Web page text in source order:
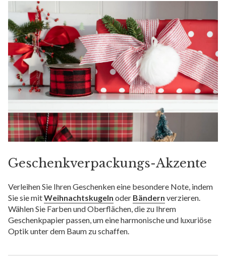
Geschenkverpackungs-Akzente
Verleihen Sie Ihren Geschenken eine besondere Note, indem
Sie sie mitWeihnachtskugeln oder Bändern verzieren.
Wählen Sie Farben und Oberflächen, die zu Ihrem
Geschenkpapier passen, um eine harmonische und luxuriöse
Optik unter dem Baum zu schaffen.